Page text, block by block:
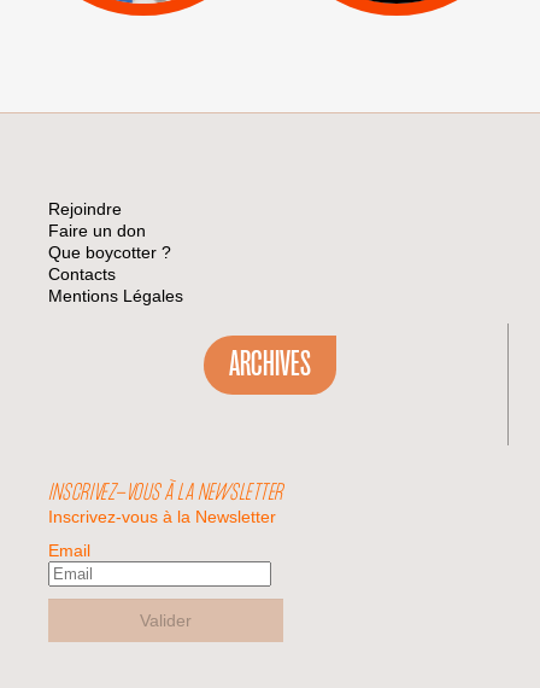
Rejoindre
Faire un don
Que boycotter ?
Contacts
Mentions Légales
ARCHIVES
INSCRIVEZ-VOUS À LA NEWSLETTER
Inscrivez-vous à la Newsletter
Email
Valider